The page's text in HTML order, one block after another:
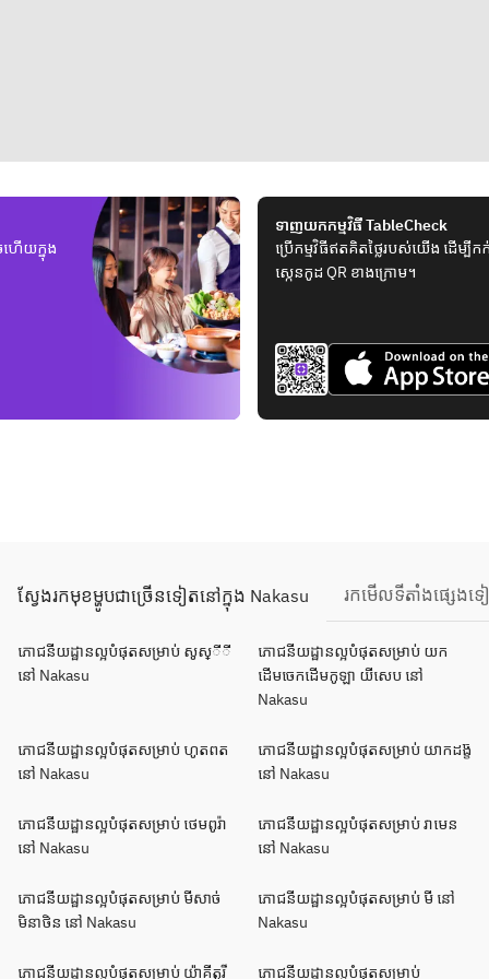
ហើយក្នុង
ទាញយកកម្មវិធី TableCheck
ប្រើកម្មវិធីឥតគិតថ្លៃរបស់យើង ដើ
ស្កេនកូដ QR ខាងក្រោម។
ស្វែងរកមុខម្ហូបជាច្រើនទៀតនៅក្នុង Nakasu រកមើលទីតាំងផ្សេងទ
ភោជនីយដ្ឋានល្អបំផុតសម្រាប់ សូស្ីី
នៅ Nakasu
ភោជនីយដ្ឋានល្អបំផុតសម្រាប់ យក
ដើមចេកដើមកូឡា យីសេប នៅ
Nakasu
ភោជនីយដ្ឋានល្អបំផុតសម្រាប់ ហូតពត
នៅ Nakasu
ភោជនីយដ្ឋានល្អបំផុតសម្រាប់ យាកដង្ខ៊
នៅ Nakasu
ភោជនីយដ្ឋានល្អបំផុតសម្រាប់ ថេមពូរ៉ា
នៅ Nakasu
ភោជនីយដ្ឋានល្អបំផុតសម្រាប់ រាមេន
នៅ Nakasu
ភោជនីយដ្ឋានល្អបំផុតសម្រាប់ មីសាច់
មិនាថិន នៅ Nakasu
ភោជនីយដ្ឋានល្អបំផុតសម្រាប់ មី នៅ
Nakasu
ភោជនីយដ្ឋានល្អបំផុតសម្រាប់ យ៉ាគីតូរី ភោជនីយដ្ឋានល្អបំផុតសម្រាប់